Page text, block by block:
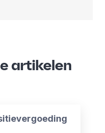
artikelen